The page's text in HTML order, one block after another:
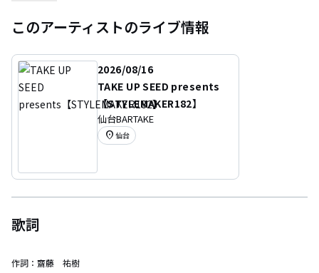
このアーティストのライブ情報
2026/08/16
TAKE UP SEED presents
【STYLEMAKER182】
仙台BARTAKE
location_on 仙台
歌詞
作詞： 齋藤 祐樹